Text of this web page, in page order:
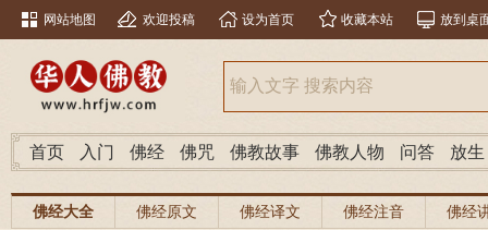
网站地图 欢迎投稿 设为首页 收藏本站 放到桌
首页 入门 佛经 佛咒 佛教故事 佛教人物 问答 放生
佛经大全 佛经原文 佛经译文 佛经注音 佛经